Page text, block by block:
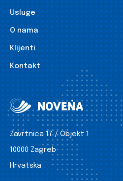
Usluge
O nama
Klijenti
Kontakt
Zavrtnica 17 / Objekt 1
10000 Zagreb
Hrvatska